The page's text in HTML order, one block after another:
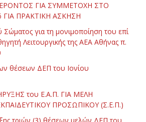
ΓΙΑ ΣΥΜΜΕΤΟΧΗ ΣΤΟ
ΓΙΑ ΠΡΑΚΤΙΚΗ ΑΣΚΗΣΗ
Σώματος για τη μονιμοποίηση του επί
Λειτουργικής της ΑΕΑ Αθήνας π.
θέσεων ΔΕΠ του Ιονίου
του Ε.Α.Π. ΓΙΑ ΜΕΛΗ
ΠΡΟΣΩΠΙΚΟΥ (Σ.Ε.Π.)